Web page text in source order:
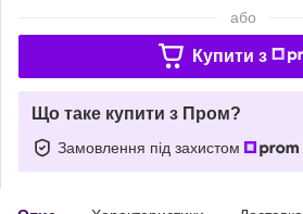
або
Купити з
Що таке купити з Пром?
Замовлення під захистом